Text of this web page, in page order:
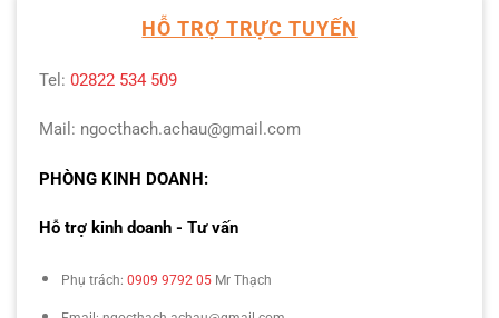
HỖ TRỢ TRỰC TUYẾN
Tel: 02822 534 509
Mail: ngocthach.achau@gmail.com
PHÒNG KINH DOANH:
Hỗ trợ kinh doanh - Tư vấn
Phụ trách: 0909 9792 05 Mr Thạch